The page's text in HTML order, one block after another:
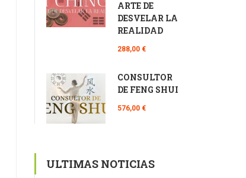
ARTE DE
DESVELAR LA
REALIDAD
288,00 €
CONSULTOR
DE FENG SHUI
576,00 €
ULTIMAS NOTICIAS